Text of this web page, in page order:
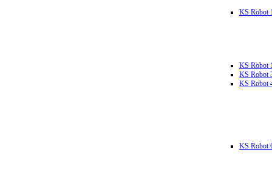
KS Robot
KS Robot
KS Robot
KS Robot
KS Robot